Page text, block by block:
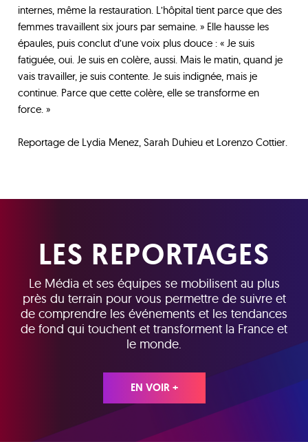
internes, même la restauration. L’hôpital tient parce que des
femmes travaillent six jours par semaine. » Elle hausse les
épaules, puis conclut d’une voix plus douce : « Je suis
fatiguée, oui. Je suis en colère, aussi. Mais le matin, quand je
vais travailler, je suis contente. Je suis indignée, mais je
continue. Parce que cette colère, elle se transforme en
force. »
Reportage de Lydia Menez, Sarah Duhieu et Lorenzo Cottier.
LES REPORTAGES
Le Média et ses équipes se mobilisent au plus
près du terrain pour vous permettre de suivre et
de comprendre les événements et les tendances
de fond qui touchent et transforment la France et
le monde.
EN VOIR +